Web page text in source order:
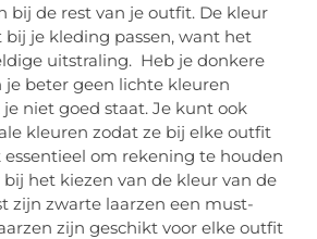
bij de rest van je outfit. De kleur
bij je kleding passen, want het
uitstraling. Heb je donkere
beter geen lichte kleuren
niet goed staat. Je kunt ook
kleuren zodat ze bij elke outfit
essentieel om rekening te houden
het kiezen van de kleur van de
zijn zwarte laarzen een must-
zijn geschikt voor elke outfit